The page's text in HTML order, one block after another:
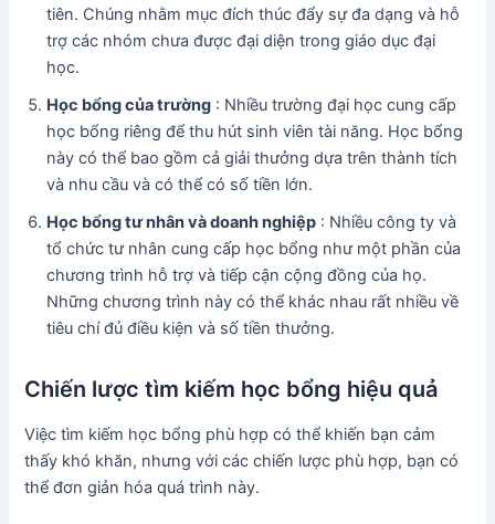
tiên. Chúng nhằm mục đích thúc đẩy sự đa dạng và hỗ
trợ các nhóm chưa được đại diện trong giáo dục đại
học.
Học bổng của trường : Nhiều trường đại học cung cấp
học bổng riêng để thu hút sinh viên tài năng. Học bổng
này có thể bao gồm cả giải thưởng dựa trên thành tích
và nhu cầu và có thể có số tiền lớn.
Học bổng tư nhân và doanh nghiệp : Nhiều công ty và
tổ chức tư nhân cung cấp học bổng như một phần của
chương trình hỗ trợ và tiếp cận cộng đồng của họ.
Những chương trình này có thể khác nhau rất nhiều về
tiêu chí đủ điều kiện và số tiền thưởng.
Chiến lược tìm kiếm học bổng hiệu quả
Việc tìm kiếm học bổng phù hợp có thể khiến bạn cảm
thấy khó khăn, nhưng với các chiến lược phù hợp, bạn có
thể đơn giản hóa quá trình này.